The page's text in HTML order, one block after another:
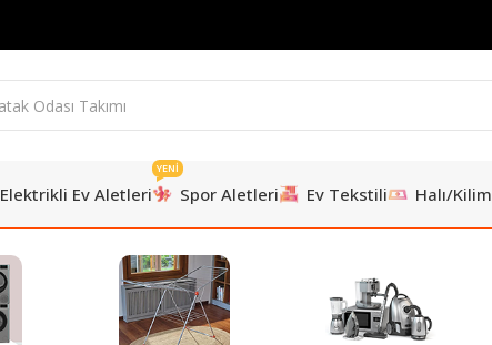
Elektrikli Ev Aletleri Spor Aletleri
YENİ
Ev Tekstili Halı/Kilim